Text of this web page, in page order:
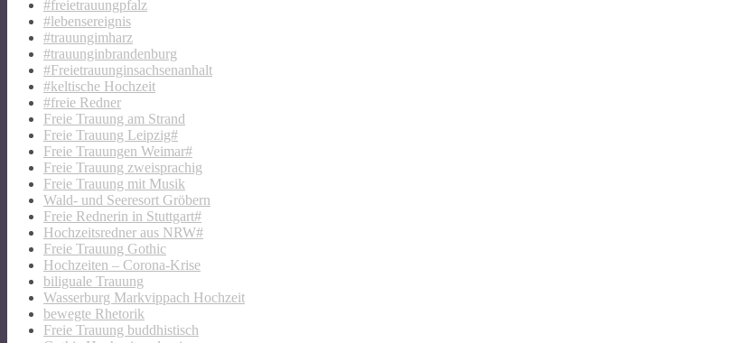
#freietrauungpfalz
#lebensereignis
#trauungimharz
#trauunginbrandenburg
#Freietrauunginsachsenanhalt
#keltische Hochzeit
#freie Redner
Freie Trauung am Strand
Freie Trauung Leipzig#
Freie Trauungen Weimar#
Freie Trauung zweisprachig
Freie Trauung mit Musik
Wald- und Seeresort Gröbern
Freie Rednerin in Stuttgart#
Hochzeitsredner aus NRW#
Freie Trauung Gothic
Hochzeiten – Corona-Krise
biliguale Trauung
Wasserburg Markvippach Hochzeit
bewegte Rhetorik
Freie Trauung buddhistisch